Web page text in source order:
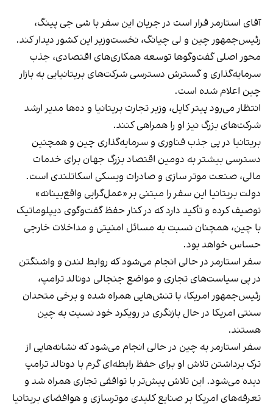
آقای استارمر قرار است در جریان این سفر با شی جی پینگ،
رئیس‌جمهور چین و لی چیانگ، نخست‌وزیر این کشور دیدار کند.
محور اصلی گفت‌وگوها توسعه همکاری‌های اقتصادی، جذب
سرمایه‌گذاری و گسترش دسترسی شرکت‌های بریتانیایی به بازار
چین اعلام شده است.
انتظار می‌رود پیتر کایل، وزیر تجارت بریتانیا و ده‌ها مدیر ارشد
شرکت‌های بزرگ نیز او را همراهی کنند.
بریتانیا در پی جذب فناوری و سرمایه‌گذاری چین و همچنین
دسترسی بیشتر به دومین اقتصاد بزرگ جهان برای خدمات
مالی، صنعت موتر سازی و صادرات ویسکی اسکاتلندی است.
دولت بریتانیا این سفر را مبتنی بر «عمل‌گرایی واقع‌بینانه»
توصیف کرده و تأکید دارد که در کنار حفظ گفت‌وگوی دیپلوماتیک
با چین، همچنان نسبت به مسائل امنیتی و مداخلات خارجی
حساس خواهد بود.
سفر استارمر در حالی انجام می‌شود که روابط لندن و واشنگتن
در پی سیاست‌های تجاری و مواضع جنجالی دونالد ترامپ،
رئیس‌جمهور امریکا، با تنش‌هایی همراه شده و برخی متحدان
سنتی امریکا در حال بازنگری در رویکرد خود نسبت به چین
هستند.
سفر استارمر به چین در حالی انجام می‌شود که نشانه‌هایی از
ترک برداشتن تلاش او برای حفظ رابطه‌ای گرم با دونالد ترامپ
دیده می‌شود. این تلاش پیش‌تر با توافقی تجاری همراه شد و
تعرفه‌های امریکا بر صنایع کلیدی موترسازی و هوافضای بریتانیا